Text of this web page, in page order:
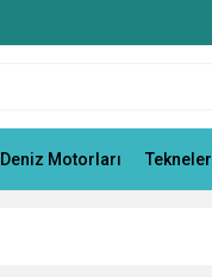
Deniz Motorları Tekneler